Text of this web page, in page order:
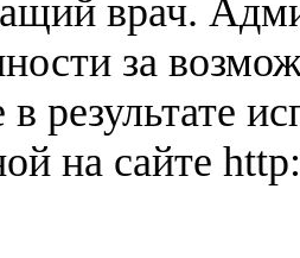
врач.
за
результате
на сайте